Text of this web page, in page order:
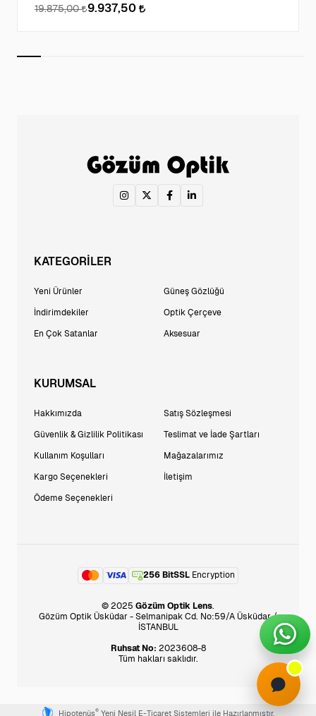
19.875,00 9.937,50
KATEGORİLER
Yeni Ürünler
İndirimdekiler
En Çok Satanlar
Güneş Gözlüğü
Optik Çerçeve
Aksesuar
KURUMSAL
Hakkımızda
Güvenlik & Gizlilik Politikası
Kullanım Koşulları
Kargo Seçenekleri
Ödeme Seçenekleri
Satış Sözleşmesi
Teslimat ve İade Şartları
Mağazalarımız
İletişim
256 BitSSL Encryption
© 2025 Gözüm Optik Lens.
Gözüm Optik Üsküdar - Selmanipak Cd. No:59/A Üsküdar /
İSTANBUL
Ruhsat No: 2023608-8
Tüm hakları saklıdır.
Hipotenüs®Yeni Nesil E-Ticaret Sistemleri ile Hazırlanmıştır.